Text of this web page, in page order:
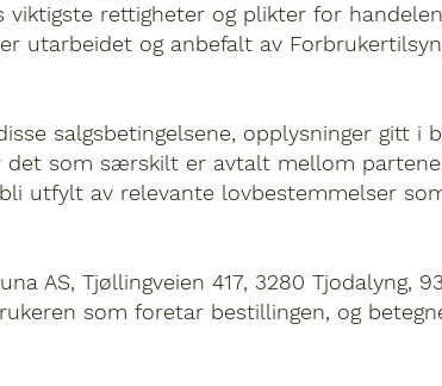
viktigste rettigheter og plikter for
utarbeidet og anbefalt av
salgsbetingelsene, opplysninger gitt
det som særskilt er avtalt mellom
utfylt av relevante lovbestemmelser
AS, Tjøllingveien 417, 3280 Tjodalyng,
som foretar bestillingen, og